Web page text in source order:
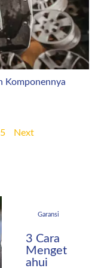
Komponennya
5 Next
Garansi
3 Cara
Menget
ahui